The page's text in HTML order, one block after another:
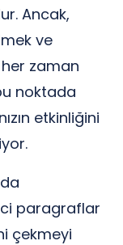
Ancak,
ve
her zaman
noktada
etkinliğini
paragraflar
çekmeyi